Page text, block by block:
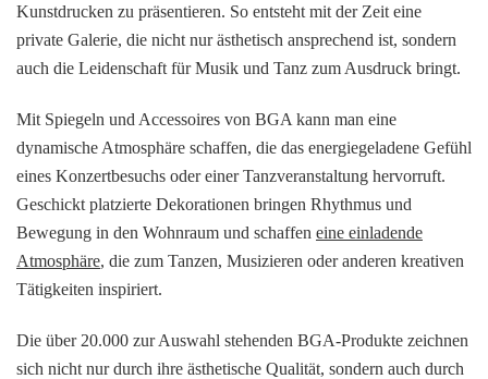
Kunstdrucken zu präsentieren. So entsteht mit der Zeit eine
private Galerie, die nicht nur ästhetisch ansprechend ist, sondern
auch die Leidenschaft für Musik und Tanz zum Ausdruck bringt.
Mit Spiegeln und Accessoires von BGA kann man eine
dynamische Atmosphäre schaffen, die das energiegeladene Gefühl
eines Konzertbesuchs oder einer Tanzveranstaltung hervorruft.
Geschickt platzierte Dekorationen bringen Rhythmus und
Bewegung in den Wohnraum und schaffen eine einladende
Atmosphäre, die zum Tanzen, Musizieren oder anderen kreativen
Tätigkeiten inspiriert.
Die über 20.000 zur Auswahl stehenden BGA-Produkte zeichnen
sich nicht nur durch ihre ästhetische Qualität, sondern auch durch